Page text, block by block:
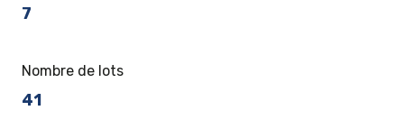
7
Nombre de lots
41